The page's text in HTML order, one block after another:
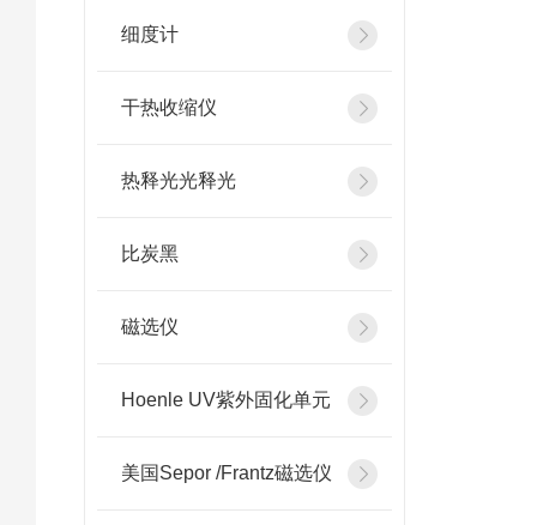
细度计
干热收缩仪
热释光光释光
比炭黑
磁选仪
Hoenle UV紫外固化单元
美国Sepor /Frantz磁选仪